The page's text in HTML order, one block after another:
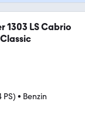
1303 LS Cabrio
PS) • Benzin